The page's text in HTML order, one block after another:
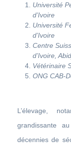
Université
d’Ivoire
Université
d’Ivoire
Centre
d’Ivoire,
Vétérinaire
ONG CAB-
L’élevage,
grandissante
décennies de